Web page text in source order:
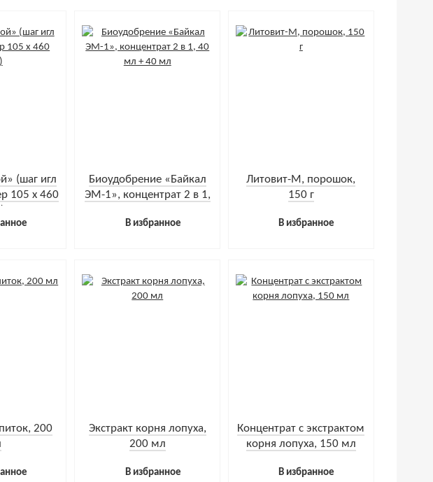
(шаг игл
105 х 460
Биоудобрение «Байкал
ЭМ-1», концентрат 2 в 1,
В избранное
Литовит-М, порошок,
150 г
В избранное
200
Экстракт корня лопуха,
200 мл
В избранное
Концентрат с экстрактом
корня лопуха, 150 мл
В избранное